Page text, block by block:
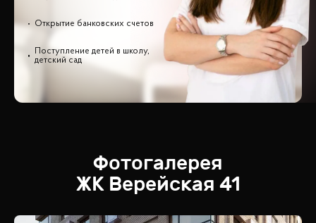
Открытие банковских счетов
Поступление детей в школу,
детский сад
Фотогалерея
ЖК Верейская 41